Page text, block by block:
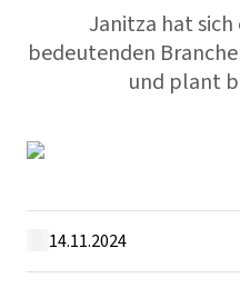
Janitza hat
bedeutenden
und plant
14.11.2024